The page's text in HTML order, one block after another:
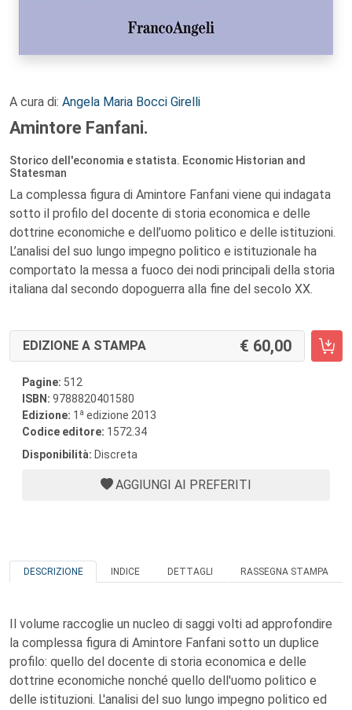
A cura di: Angela Maria Bocci Girelli
Amintore Fanfani.
Storico dell'economia e statista. Economic Historian and
Statesman
La complessa figura di Amintore Fanfani viene qui indagata
sotto il profilo del docente di storia economica e delle
dottrine economiche e dell’uomo politico e delle istituzioni.
L’analisi del suo lungo impegno politico e istituzionale ha
comportato la messa a fuoco dei nodi principali della storia
italiana dal secondo dopoguerra alla fine del secolo XX.
EDIZIONE A STAMPA 60,00
Pagine: 512
ISBN: 9788820401580
Edizione: 1 a edizione 2013
Codice editore: 1572.34
Disponibilità: Discreta
AGGIUNGI AI PREFERITI
DESCRIZIONE INDICE DETTAGLI RASSEGNA STAMPA
Il volume raccoglie un nucleo di saggi volti ad approfondire
la complessa figura di Amintore Fanfani sotto un duplice
profilo: quello del docente di storia economica e delle
dottrine economiche nonché quello dell'uomo politico e
delle istituzioni. L'analisi del suo lungo impegno politico ed